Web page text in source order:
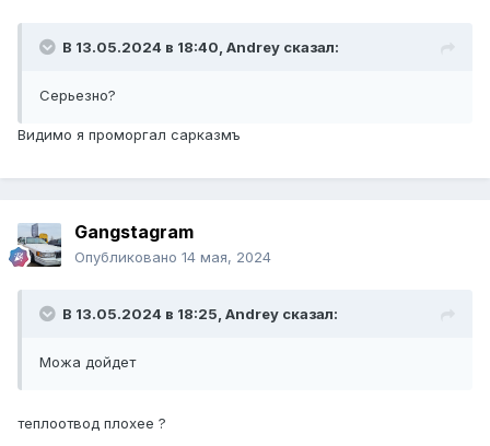
В 13.05.2024 в 18:40, Andrey сказал:
Серьезно?
Видимо я проморгал сарказмъ
Gangstagram
Опубликовано 14 мая, 2024
В 13.05.2024 в 18:25, Andrey сказал:
Можа дойдет
теплоотвод плохее ?